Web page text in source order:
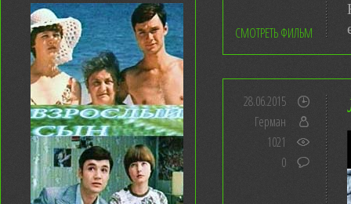
СМОТРЕТЬ ФИЛЬМ
28.06.2015
Герман
1021
0